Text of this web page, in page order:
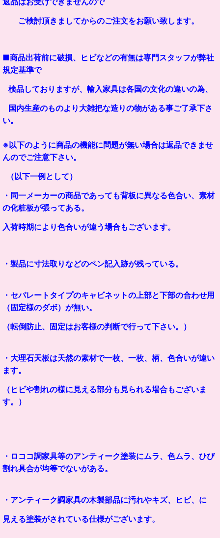
ご検討頂きましてからのご注文をお願い致します。
■商品出荷前に破損、ヒビなどの有無は専門スタッフが弊社
規定基準で
検品しておりますが、輸入家具は各国の文化の違いの為、
国内生産のものより大雑把な造りの物がある事ご了承下さ
い。
※以下のように商品の機能に問題が無い場合は返品できませ
んのでご注意下さい。
（以下一例として）
・同一メーカーの商品であっても背板に異なる色合い、素材
の化粧板が張ってある。
入荷時期により色合いが違う場合もございます。
・製品に寸法取りなどのペン記入跡が残っている。
・セパレートタイプのキャビネットの上部と下部の合わせ用
（固定様のダボ）が無い。
（転倒防止、固定はお客様の判断で行って下さい。）
・大理石天板は天然の素材で一枚、一枚、柄、色合いが違い
ます。
（ヒビや割れの様に見える部分も見られる場合もございま
す。）
・ロココ調家具等のアンティーク塗装にムラ、色ムラ、ひび
割れ具合が均等でないがある。
・アンティーク調家具の木製部品に汚れやキズ、ヒビ、に
見える塗装がされている仕様がございます。